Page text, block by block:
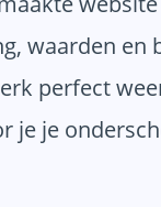
waarden en
perfect
je je